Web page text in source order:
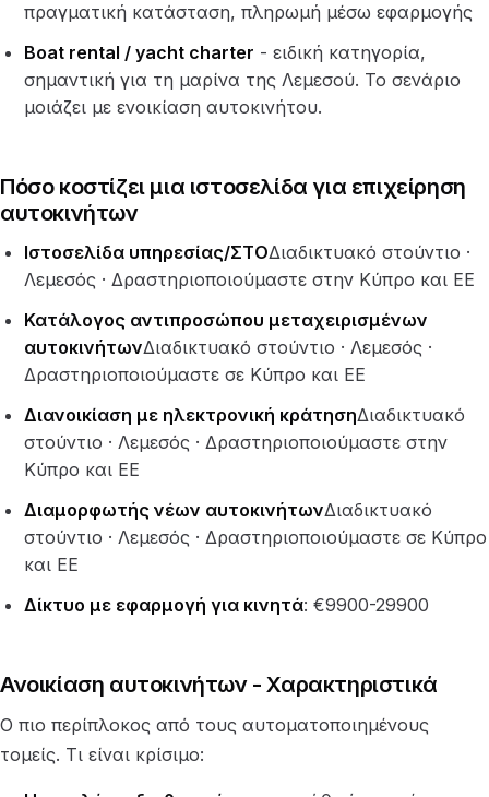
πραγματική κατάσταση, πληρωμή μέσω εφαρμογής
Boat rental / yacht charter - ειδική κατηγορία,
σημαντική για τη μαρίνα της Λεμεσού. Το σενάριο
μοιάζει με ενοικίαση αυτοκινήτου.
Πόσο κοστίζει μια ιστοσελίδα για επιχείρηση
αυτοκινήτων
Ιστοσελίδα υπηρεσίας/ΣΤΟΔιαδικτυακό στούντιο ·
Λεμεσός · Δραστηριοποιούμαστε στην Κύπρο και ΕΕ
Κατάλογος αντιπροσώπου μεταχειρισμένων
αυτοκινήτωνΔιαδικτυακό στούντιο · Λεμεσός ·
Δραστηριοποιούμαστε σε Κύπρο και ΕΕ
Διανοικίαση με ηλεκτρονική κράτησηΔιαδικτυακό
στούντιο · Λεμεσός · Δραστηριοποιούμαστε στην
Κύπρο και ΕΕ
Διαμορφωτής νέων αυτοκινήτωνΔιαδικτυακό
στούντιο · Λεμεσός · Δραστηριοποιούμαστε σε Κύπρο
και ΕΕ
Δίκτυο με εφαρμογή για κινητά: €9900-29900
Ανοικίαση αυτοκινήτων - Χαρακτηριστικά
Ο πιο περίπλοκος από τους αυτοματοποιημένους
τομείς. Τι είναι κρίσιμο: